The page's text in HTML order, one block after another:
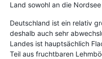
Land sowohl an die
Deutschland ist ein relativ
deshalb auch sehr
Landes ist hauptsächlich
Teil aus fruchtbaren